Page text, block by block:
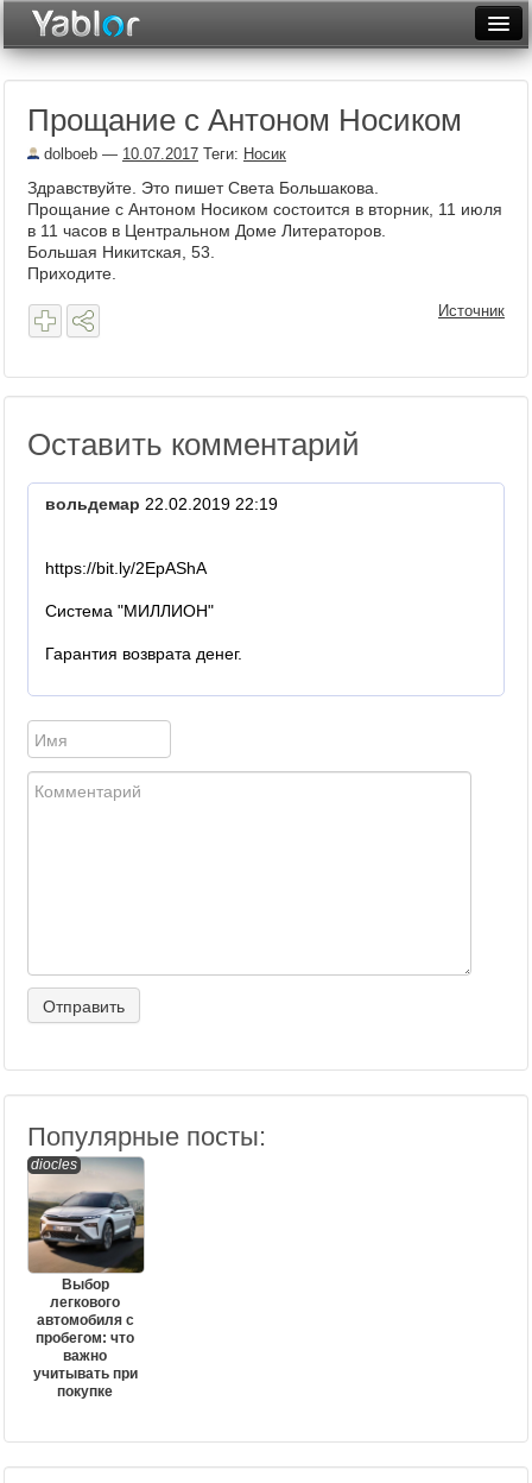
Неделя
Месяц
Рейтинги
Прощание с Антоном Носиком
dolboeb — 10.07.2017 Теги: Носик
Здравствуйте. Это пишет Света Большакова.
Прощание с Антоном Носиком состоится в вторник, 11 июля
в 11 часов в Центральном Доме Литераторов.
Большая Никитская, 53.
Приходите.
Источник
Оставить комментарий
вольдемар 22.02.2019 22:19
https://bit.ly/2EpAShA
Система "МИЛЛИОН"
Гарантия возврата денег.
Популярные посты:
diocles
Выбор
легкового
автомобиля с
пробегом: что
важно
учитывать при
покупке